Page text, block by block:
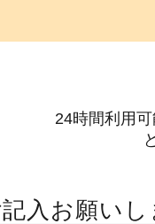
24時間利用
入お願いし